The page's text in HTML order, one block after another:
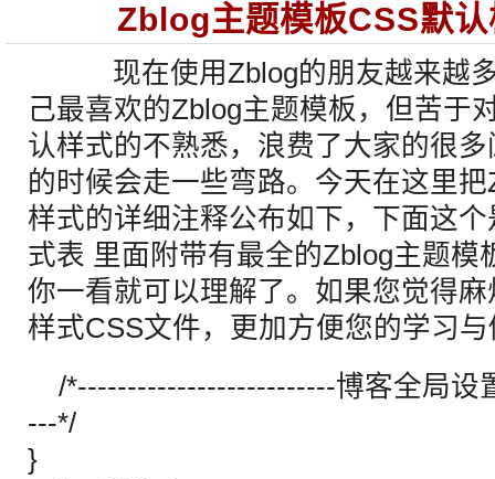
Zblog主题模板CSS默
现在使用Zblog的朋友越来越
己最喜欢的Zblog主题模板，但苦于
认样式的不熟悉，浪费了大家的很
的时候会走一些弯路。今天在这里
样式的详细注释公布如下，下面这
式表 里面附带有最全的Zblog主题模
你一看就可以理解了。如果您觉得
样式CSS文件，更加方便您的学习
/*--------------------------博客全局设
---*/
}